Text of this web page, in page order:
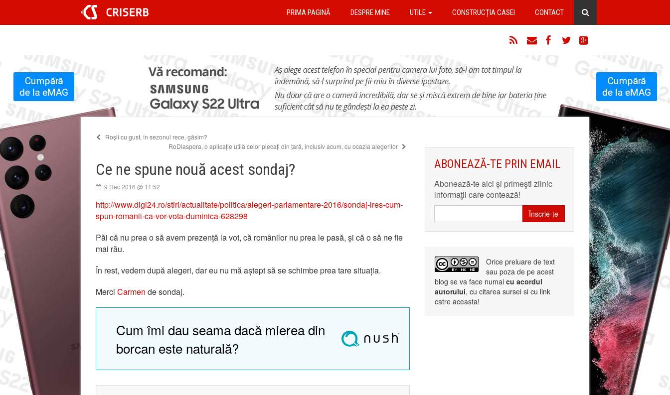
conținut
PRIMA PAGINĂ DESPRE MINE UTILE CONSTRUCȚIA CASEI CONTACT
Roșii cu gust, în sezonul rece, găsim?
RoDiaspora, o aplicație utilă celor plecați din țară, inclusiv acum, cu ocazia alegerilor
Ce ne spune nouă acest sondaj?
9 Dec 2016 @ 11:52
http://www.digi24.ro/stiri/actualitate/politica/alegeri-parlamentare-2016/sondaj-ires-cum-
spun-romanii-ca-vor-vota-duminica-628298
Păi că nu prea o să avem prezență la vot, că românilor nu prea le pasă, și că o să ne fie
mai rău.
În rest, vedem după alegeri, dar eu nu mă aștept să se schimbe prea tare situația.
Merci Carmen de sondaj.
Cum îmi dau seama dacă mierea din
borcan este naturală?
ABONEAZĂ-TE PRIN EMAIL
Abonează-te aici și primeşti zilnic
informaţii care contează!
Înscrie-te
Orice preluare de text
sau poza de pe acest
blog se va face numai cu acordul
autorului, cu citarea sursei si cu link
catre aceasta!